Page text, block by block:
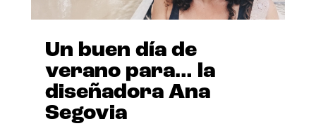
Un buen día de
verano para… la
diseñadora Ana
Segovia